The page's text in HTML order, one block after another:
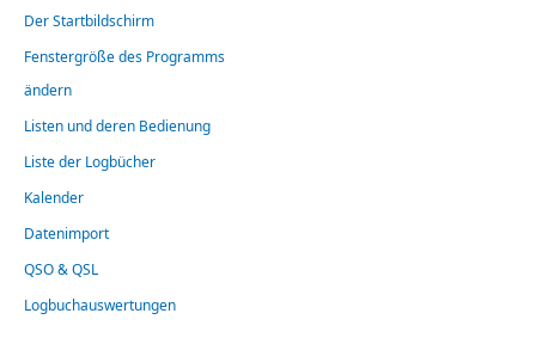
Der Startbildschirm
Fenstergröße des Programms
ändern
Listen und deren Bedienung
Liste der Logbücher
Kalender
Datenimport
QSO & QSL
Logbuchauswertungen